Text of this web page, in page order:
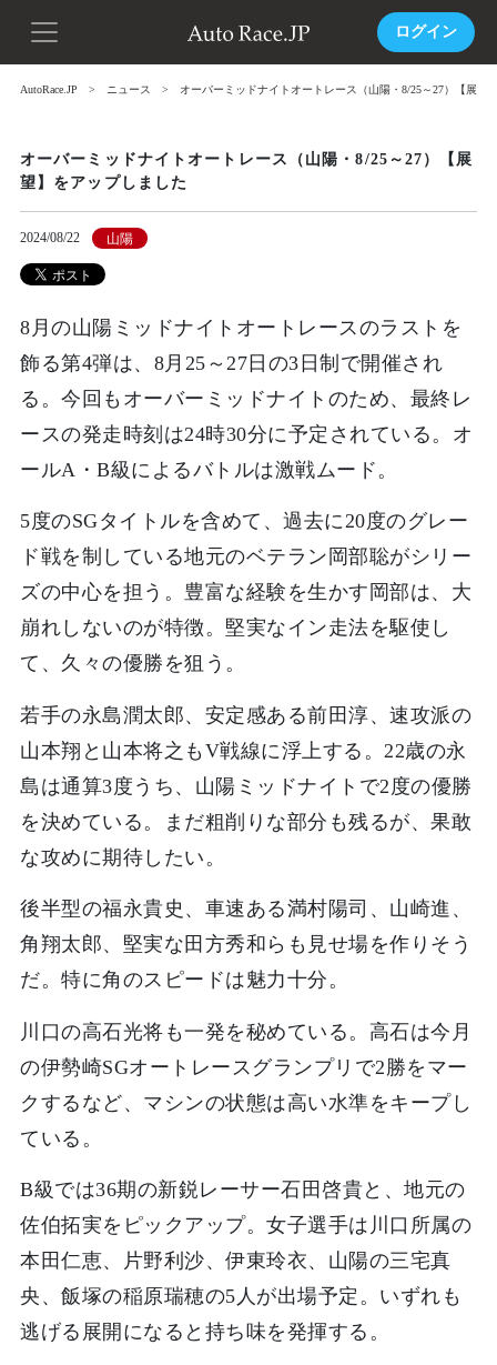
ログイン
AutoRace.JP ニュース オーバーミッドナイトオートレース（山陽・8/25～27）【展望
オーバーミッドナイトオートレース（山陽・8/25～27）【展
望】をアップしました
2024/08/22 山陽
8月の山陽ミッドナイトオートレースのラストを
飾る第4弾は、8月25～27日の3日制で開催され
る。今回もオーバーミッドナイトのため、最終レ
ースの発走時刻は24時30分に予定されている。オ
ールA・B級によるバトルは激戦ムード。
5度のSGタイトルを含めて、過去に20度のグレー
ド戦を制している地元のベテラン岡部聡がシリー
ズの中心を担う。豊富な経験を生かす岡部は、大
崩れしないのが特徴。堅実なイン走法を駆使し
て、久々の優勝を狙う。
若手の永島潤太郎、安定感ある前田淳、速攻派の
山本翔と山本将之もV戦線に浮上する。22歳の永
島は通算3度うち、山陽ミッドナイトで2度の優勝
を決めている。まだ粗削りな部分も残るが、果敢
な攻めに期待したい。
後半型の福永貴史、車速ある満村陽司、山崎進、
角翔太郎、堅実な田方秀和らも見せ場を作りそう
だ。特に角のスピードは魅力十分。
川口の高石光将も一発を秘めている。高石は今月
の伊勢崎SGオートレースグランプリで2勝をマー
クするなど、マシンの状態は高い水準をキープし
ている。
B級では36期の新鋭レーサー石田啓貴と、地元の
佐伯拓実をピックアップ。女子選手は川口所属の
本田仁恵、片野利沙、伊東玲衣、山陽の三宅真
央、飯塚の稲原瑞穂の5人が出場予定。いずれも
逃げる展開になると持ち味を発揮する。